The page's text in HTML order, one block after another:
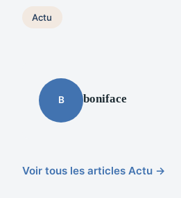
Actu
B boniface
Voir tous les articles Actu →